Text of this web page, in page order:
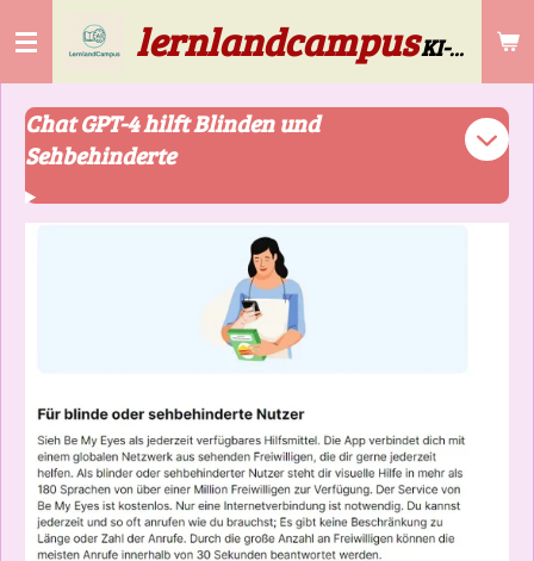
Zum
Hauptinhalt
lernlandcampusKI-Lösungen für die Gebäudereinigung & Selbstständige ab 50
Chat GPT-4 hilft Blinden und
Sehbehinderte